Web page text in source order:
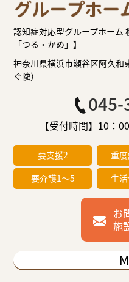
認知症対応型グループホーム
「つる・かめ」】
神奈川県横浜市瀬谷区阿久和
ぐ隣）
045-
【受付時間】10：
要支援2 重
要介護1～5
生
お
施